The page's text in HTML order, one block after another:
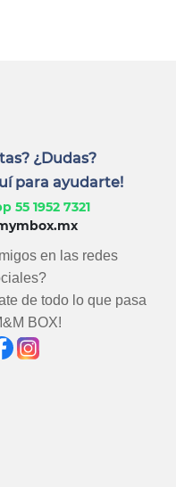
¿Dudas?
para ayudarte!
55 1952 7321
en las redes
de todo lo que pasa
BOX!